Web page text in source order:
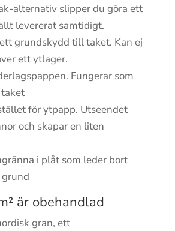
alternativ slipper du göra ett
levererat samtidigt.
grundskydd till taket. Kan ej
ett ytlager.
Fungerar som
för ytpapp. Utseendet
och skapar en liten
i plåt som leder bort
är obehandlad
gran, ett